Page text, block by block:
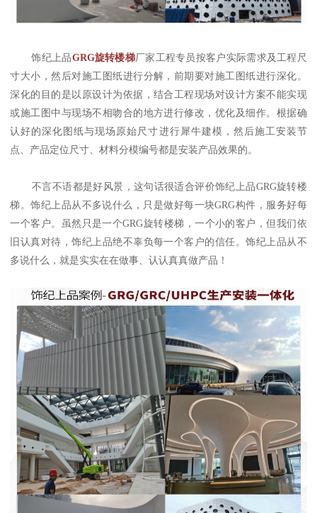
饰纪上品GRG旋转楼梯厂家工程专员按客户实际需求及工程尺
寸大小，然后对施工图纸进行分解，前期要对施工图纸进行深化。
深化的目的是以原设计为依据，结合工程现场对设计方案不能实现
或施工图中与现场不相吻合的地方进行修改，优化及细作。根据确
认好的深化图纸与现场原始尺寸进行犀牛建模，然后施工安装节
点、产品定位尺寸、材料分模编号都是安装产品效果的。
不言不语都是好风景，这句话很适合评价饰纪上品GRG旋转楼
梯。饰纪上品从不多说什么，只是做好每一块GRG构件，服务好每
一个客户。虽然只是一个GRG旋转楼梯，一个小的客户，但我们依
旧认真对待，饰纪上品绝不辜负每一个客户的信任。饰纪上品从不
多说什么，就是实实在在做事、认认真真做产品！